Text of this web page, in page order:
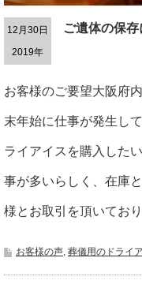
12月30日
2019年
ご遺体の保存
お客様のご要望大阪府
末年始に仕事が発生し
ライアイスを購入した
事が多いらしく、在庫
様とお取引を頂いており
お客様の声 葬儀用のドライ